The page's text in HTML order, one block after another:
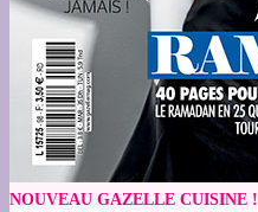
NOUVEAU GAZELLE CUISINE !